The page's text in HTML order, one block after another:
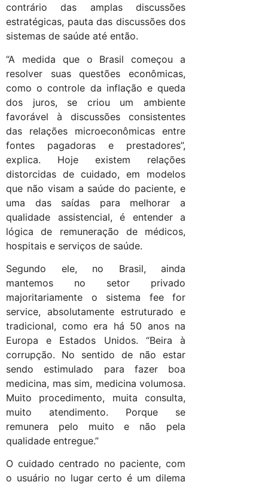
contrário das amplas discussões
estratégicas, pauta das discussões dos
sistemas de saúde até então.
“A medida que o Brasil começou a
resolver suas questões econômicas,
como o controle da inflação e queda
dos juros, se criou um ambiente
favorável à discussões consistentes
das relações microeconômicas entre
fontes pagadoras e prestadores”,
explica. Hoje existem relações
distorcidas de cuidado, em modelos
que não visam a saúde do paciente, e
uma das saídas para melhorar a
qualidade assistencial, é entender a
lógica de remuneração de médicos,
hospitais e serviços de saúde.
Segundo ele, no Brasil, ainda
mantemos no setor privado
majoritariamente o sistema fee for
service, absolutamente estruturado e
tradicional, como era há 50 anos na
Europa e Estados Unidos. “Beira à
corrupção. No sentido de não estar
sendo estimulado para fazer boa
medicina, mas sim, medicina volumosa.
Muito procedimento, muita consulta,
muito atendimento. Porque se
remunera pelo muito e não pela
qualidade entregue.”
O cuidado centrado no paciente, com
o usuário no lugar certo é um dilema